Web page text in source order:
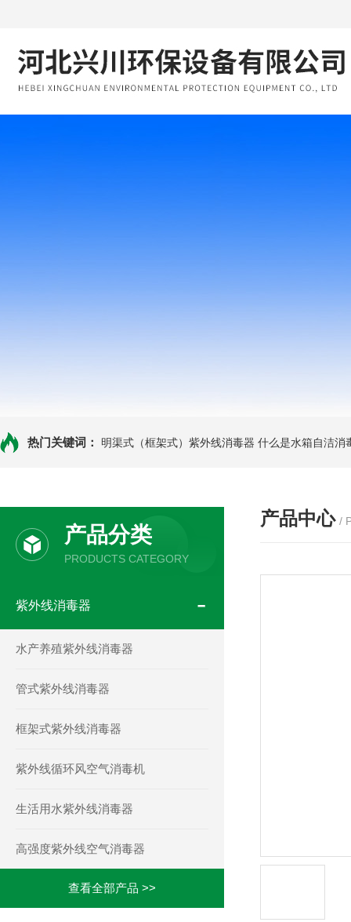
热门关键词： 明渠式（框架式）紫外线消毒器 什么是水箱自洁消
产品分类
PRODUCTS CATEGORY
紫外线消毒器
水产养殖紫外线消毒器
管式紫外线消毒器
框架式紫外线消毒器
紫外线循环风空气消毒机
生活用水紫外线消毒器
高强度紫外线空气消毒器
查看全部产品 >>
产品中心 /